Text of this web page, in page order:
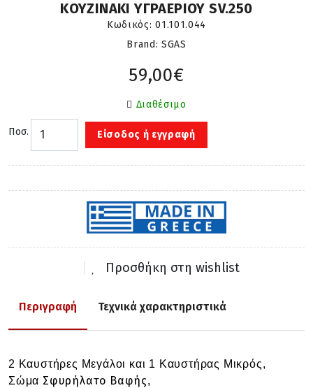
ΚΟΥΖΙΝΑΚΙ ΥΓΡΑΕΡΙΟΥ SV.250
Κωδικός:01.101.044
Brand: SGAS
59,00€
Διαθέσιμο
Ποσ. Είσοδος ή εγγραφή
Προσθήκη στη wishlist
Περιγραφή Τεχνικά χαρακτηριστικά
2 Καυστήρες Μεγάλοι και 1 Καυστήρας Μικρός,
Σώμα Σφυρήλατο Βαφής,